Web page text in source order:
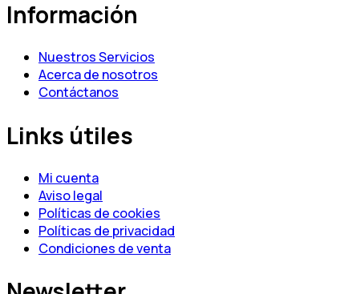
Información
Nuestros Servicios
Acerca de nosotros
Contáctanos
Links útiles
Mi cuenta
Aviso legal
Políticas de cookies
Políticas de privacidad
Condiciones de venta